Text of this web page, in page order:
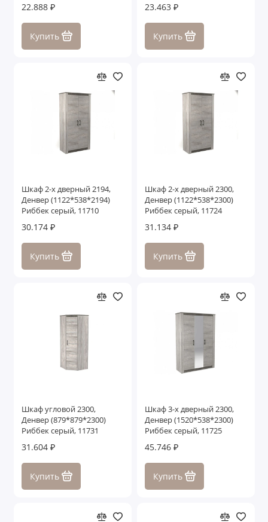
22.888 ₽
Купить
23.463 ₽
Купить
Шкаф 2-х дверный 2194,
Денвер (1122*538*2194)
Риббек серый, 11710
30.174 ₽
Купить
Шкаф 2-х дверный 2300,
Денвер (1122*538*2300)
Риббек серый, 11724
31.134 ₽
Купить
Шкаф угловой 2300,
Денвер (879*879*2300)
Риббек серый, 11731
31.604 ₽
Купить
Шкаф 3-х дверный 2300,
Денвер (1520*538*2300)
Риббек серый, 11725
45.746 ₽
Купить